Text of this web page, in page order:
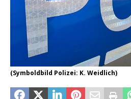
(Symboldbild Polizei: K. Weidlich)